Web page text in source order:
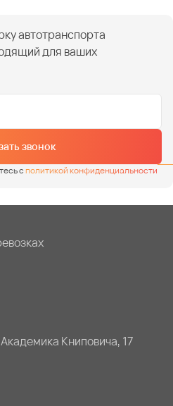
автотранспорта
для ваших
звонок
сполитикой конфиденциальности
Книповича, 17